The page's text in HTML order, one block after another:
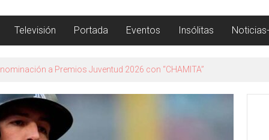
Televisión Portada Eventos Insólitas
su nuevo trabajo con la gira Me voy a permitir